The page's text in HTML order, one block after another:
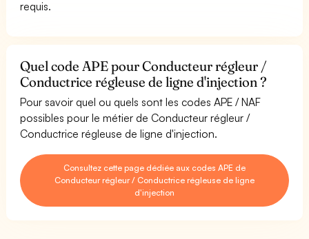
requis.
Quel code APE pour Conducteur régleur /
Conductrice régleuse de ligne d'injection ?
Pour savoir quel ou quels sont les codes APE / NAF
possibles pour le métier de Conducteur régleur /
Conductrice régleuse de ligne d'injection.
Consultez cette page dédiée aux codes APE de
Conducteur régleur / Conductrice régleuse de ligne
d'injection